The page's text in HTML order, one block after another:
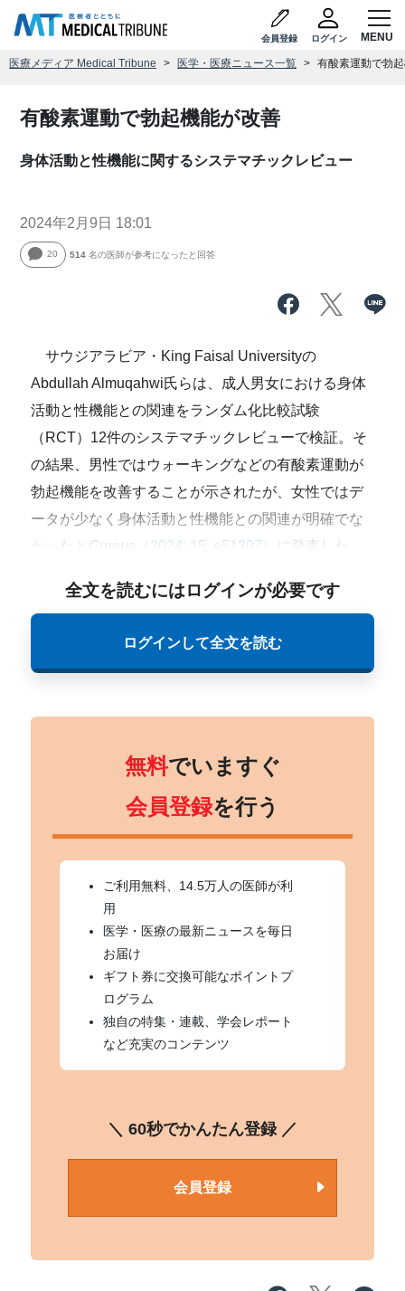
会員登録 ログイン
医療メディア Medical Tribune 医学・医療ニュース一覧 有酸素運動で勃
有酸素運動で勃起機能が改善
身体活動と性機能に関するシステマチックレビュー
2024年2月9日 18:01
20 514 名の医師が参考になったと回答
サウジアラビア・King Faisal Universityの
Abdullah Almuqahwi氏らは、成人男女における身体
活動と性機能との関連をランダム化比較試験
（RCT）12件のシステマチックレビューで検証。そ
の結果、男性ではウォーキングなどの有酸素運動が
勃起機能を改善することが示されたが、女性ではデ
ータが少なく身体活動と性機能との関連が明確でな
かったと Cureus 2024; 15: e51307 ）に発表した
全文を読むにはログインが必要です
ログインして全文を読む
無料でいますぐ
会員登録を行う
ご利用無料、14.5万人の医師が利
用
医学・医療の最新ニュースを毎日
お届け
ギフト券に交換可能なポイントプ
ログラム
独自の特集・連載、学会レポート
など充実のコンテンツ
＼ 60秒でかんたん登録 ／
会員登録